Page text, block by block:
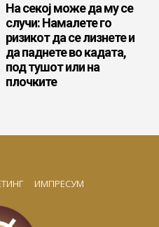
На секој може да му се
случи: Намалете го
ризикот да се лизнете и
да паднете во кадата,
под тушот или на
плочките
ИМПРЕСУМ